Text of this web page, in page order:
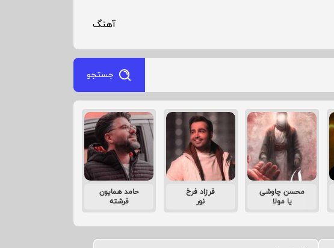
آهنگ
جستجو
محسن چاوشی
یا مولا
فرزاد فرخ
نور
حامد همایون
فرشته